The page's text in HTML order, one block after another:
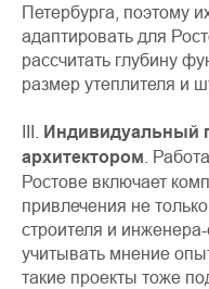
Петербурга, поэтому
адаптировать для
рассчитать глубину
размер утеплителя и
III.
Индивидуальный
архитектором .
Ростове включает
привлечения не
строителя и
учитывать мнение
такие проекты тоже